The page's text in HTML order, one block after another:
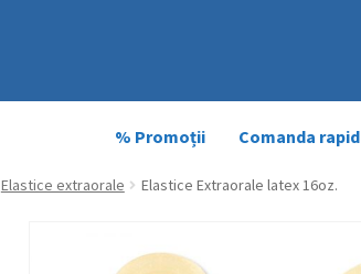
% Promoții Comanda rapid
Elastice extraorale Elastice Extraorale latex 16oz.